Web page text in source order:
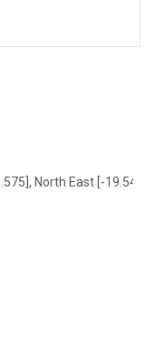
North East [-19.549,